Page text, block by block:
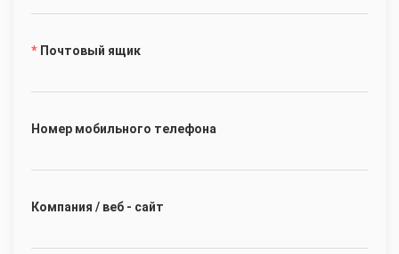
Почтовый ящик
Номер мобильного телефона
Компания / веб - сайт